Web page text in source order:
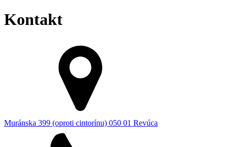
Kontakt
Muránska 399 (oproti cintorínu) 050 01 Revúca